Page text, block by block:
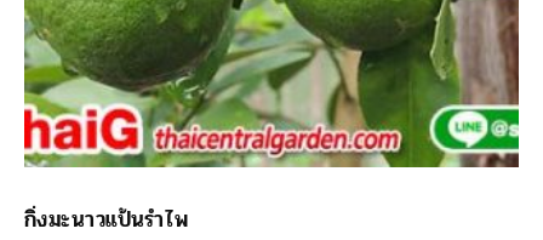
กิ่งมะนาวแป้นรำไพ